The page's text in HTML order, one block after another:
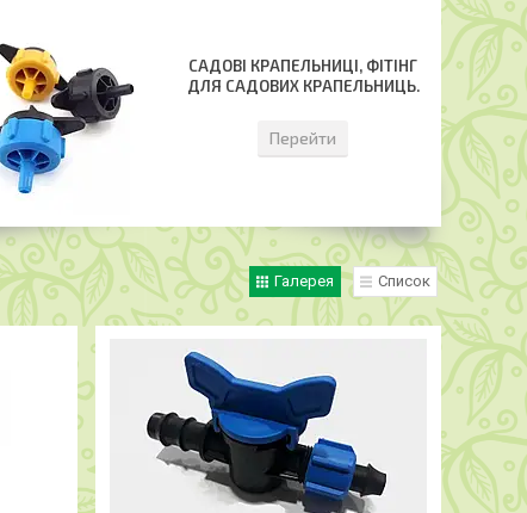
САДОВІ КРАПЕЛЬНИЦІ, ФІТІНГ
ДЛЯ САДОВИХ КРАПЕЛЬНИЦЬ.
Перейти
Галерея Список